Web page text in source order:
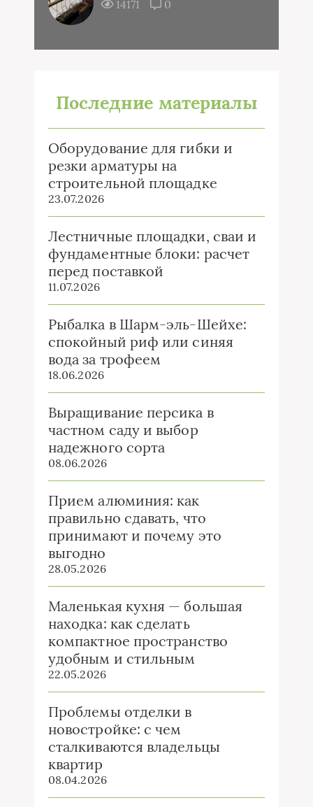
14171 0
Последние материалы
Оборудование для гибки и
резки арматуры на
строительной площадке
23.07.2026
Лестничные площадки, сваи и
фундаментные блоки: расчет
перед поставкой
11.07.2026
Рыбалка в Шарм-эль-Шейхе:
спокойный риф или синяя
вода за трофеем
18.06.2026
Выращивание персика в
частном саду и выбор
надежного сорта
08.06.2026
Прием алюминия: как
правильно сдавать, что
принимают и почему это
выгодно
28.05.2026
Маленькая кухня — большая
находка: как сделать
компактное пространство
удобным и стильным
22.05.2026
Проблемы отделки в
новостройке: с чем
сталкиваются владельцы
квартир
08.04.2026